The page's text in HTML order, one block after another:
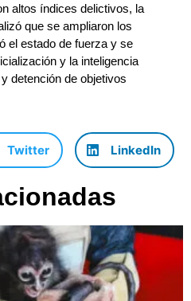
altos índices delictivos, la
que se ampliaron los
el estado de fuerza y se
y la inteligencia
detención de objetivos
Twitter LinkedIn